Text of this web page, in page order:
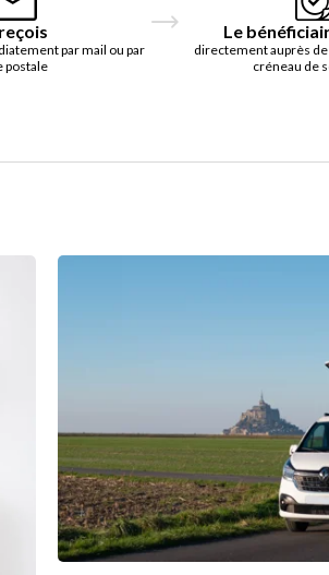
par mail ou par
postale
Le
directement auprès
créneau de